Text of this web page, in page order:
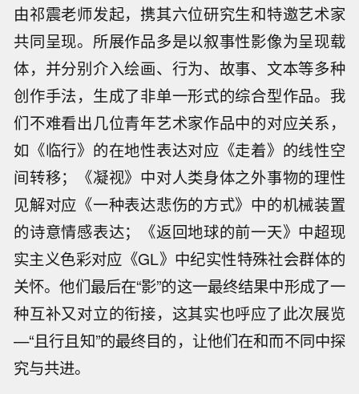
由祁震老师发起，携其六位研究生和特邀艺术家
共同呈现。所展作品多是以叙事性影像为呈现载
体，并分别介入绘画、行为、故事、文本等多种
创作手法，生成了非单一形式的综合型作品。我
们不难看出几位青年艺术家作品中的对应关系，
如《临行》的在地性表达对应《走着》的线性空
间转移；《凝视》中对人类身体之外事物的理性
见解对应《一种表达悲伤的方式》中的机械装置
的诗意情感表达；《返回地球的前一天》中超现
实主义色彩对应《GL》中纪实性特殊社会群体的
关怀。他们最后在“影”的这一最终结果中形成了一
种互补又对立的衔接，这其实也呼应了此次展览
—“且行且知”的最终目的，让他们在和而不同中探
究与共进。